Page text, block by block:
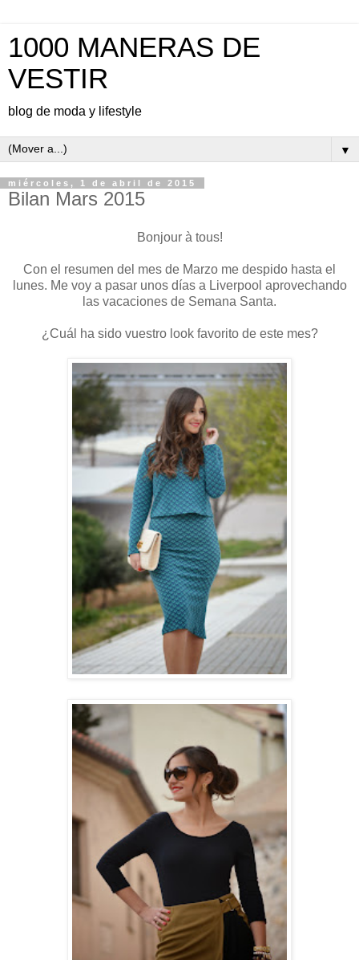
1000 MANERAS DE
VESTIR
blog de moda y lifestyle
▼
miércoles, 1 de abril de 2015
Bilan Mars 2015
Bonjour à tous!
Con el resumen del mes de Marzo me despido hasta el
lunes. Me voy a pasar unos días a Liverpool aprovechando
las vacaciones de Semana Santa.
¿Cuál ha sido vuestro look favorito de este mes?